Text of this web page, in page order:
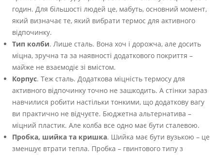
годин. Для більшості людей це, мабуть, основний момент,
який визначає те, який вибрати термос для активного
відпочинку.
Тип колби. Лише сталь. Вона хоч і дорожча, але досить
міцна, зручна та за наявності додаткового покриття –
майже не взаємодіє зі вмістом.
Корпус. Теж сталь. Додаткова міцність термосу для
активного відпочинку точно не зашкодить. А стінки зараз
навчилися робити настільки тонкими, що додаткову вагу
ви практично не відчуєте. Бюджетна альтернатива –
міцний пластик. Але колба все одно має бути сталевою.
Пробка, шийка та кришка. Шийка має бути вузькою – це
зменшує втрати тепла. Пробка – гвинтового типу з